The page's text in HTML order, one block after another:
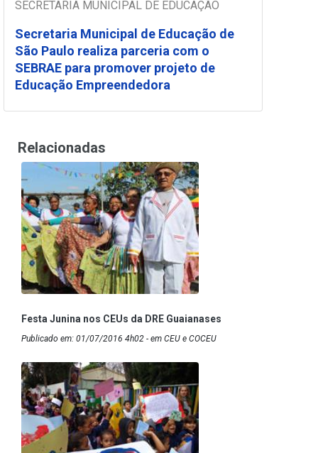
SECRETARIA MUNICIPAL DE EDUCAÇÃO
Secretaria Municipal de Educação de
São Paulo realiza parceria com o
SEBRAE para promover projeto de
Educação Empreendedora
Relacionadas
Festa Junina nos CEUs da DRE Guaianases
Publicado em: 01/07/2016 4h02 - em CEU e COCEU